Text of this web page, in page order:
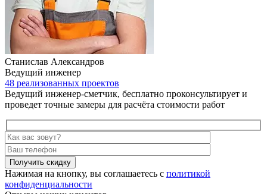
Станислав Александров
Ведущий инженер
48 реализованных проектов
Ведущий инженер-сметчик, бесплатно проконсультирует и
проведет точные замеры для расчёта стоимости работ
Получить скидку
Нажимая на кнопку, вы соглашаетесь с политикой
конфиденциальности